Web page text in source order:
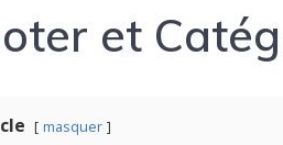
et
masquer